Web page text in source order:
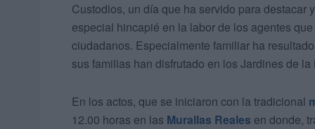
Custodios, un día que ha servido para
especial hincapié en la labor de los agentes
ciudadanos. Especialmente familiar ha
sus familias han disfrutado en los Jardines de la
En los actos, que se iniciaron con la tradicional
12.00 horas en las Murallas Reales en donde,